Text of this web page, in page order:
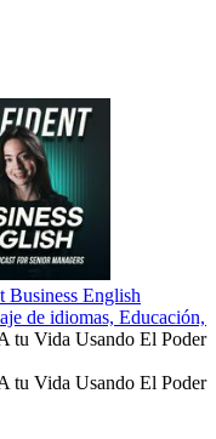
Business English
de idiomas, Educación,
tu Vida Usando El Poder
tu Vida Usando El Poder